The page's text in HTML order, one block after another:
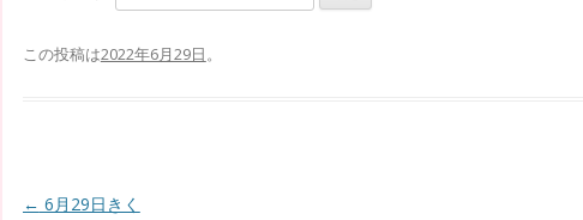
この投稿は2022年6月29日。
← 6月29日きく